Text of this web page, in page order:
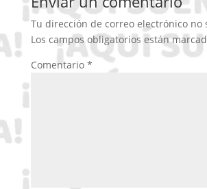
Tu dirección de correo electrónico no
Los campos obligatorios están
Comentario *